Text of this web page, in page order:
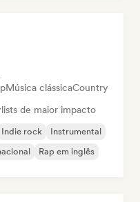
Música clássicaCountry
de maior impacto
Indie rock
Instrumental
Rap em inglês